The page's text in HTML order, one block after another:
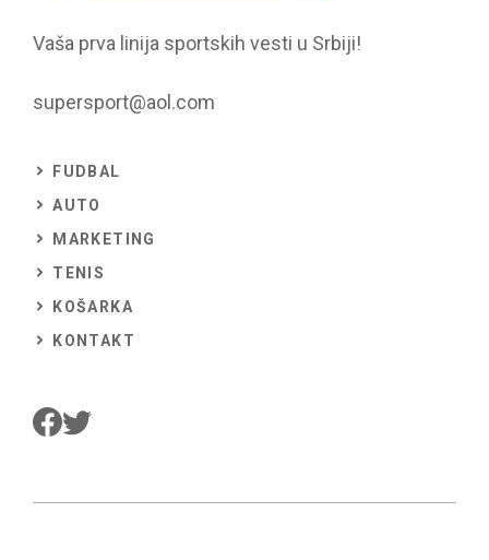
Vaša prva linija sportskih vesti u Srbiji!
supersport@aol.com
FUDBAL
AUTO
MARKETING
TENIS
KOŠARKA
KONTAKT